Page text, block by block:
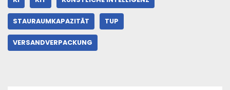
STAURAUMKAPAZITÄT TUP
VERSANDVERPACKUNG